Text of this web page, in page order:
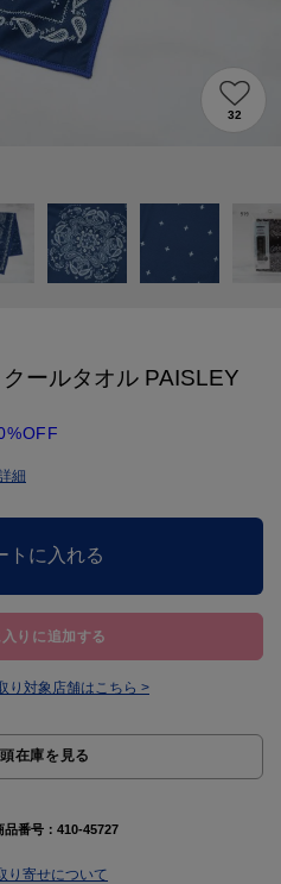
32
ールタオル PAISLEY
細
トに入れる
りに追加する
り対象店舗はこちら >
在庫を見る
番号： 410-45727
り寄せについて